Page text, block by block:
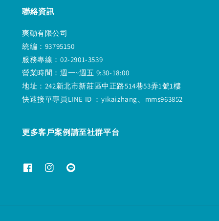
聯絡資訊
爽動有限公司
統編：93795150
服務專線：02-2901-3539
營業時間：週一~週五 9:30-18:00
地址：242新北市新莊區中正路514巷53弄1號1樓
快速接單專員LINE ID ：yikaizhang、mms963852
更多客戶案例請至社群平台